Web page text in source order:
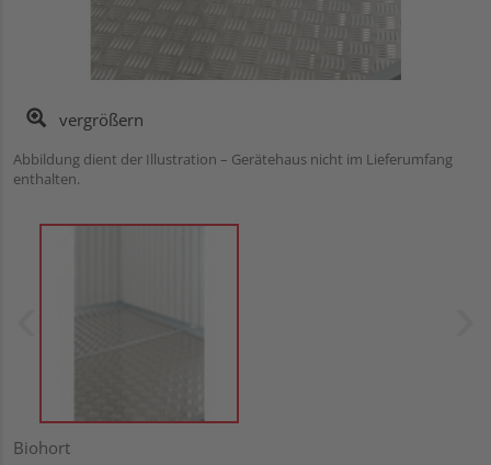
vergrößern
Abbildung dient der Illustration – Gerätehaus nicht im Lieferumfang
enthalten.
Biohort